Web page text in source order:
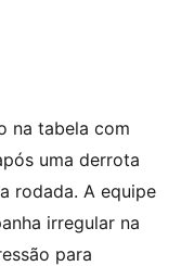
na tabela com
uma derrota
rodada. A equipe
irregular na
para